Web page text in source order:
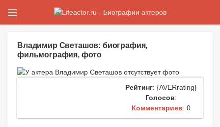
Владимир Светашов: биография,
фильмография, фото
Рейтинг: {AVERrating}
Голосов:
Комментариев: 0